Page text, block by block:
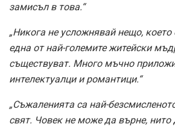
замисъл в това.“
„Никога не усложнявай нещо, което
една от най-големите житейски
съществуват. Много мъчно
интелектуалци и романтици.“
„Съжаленията са най-
свят. Човек не може да върне,